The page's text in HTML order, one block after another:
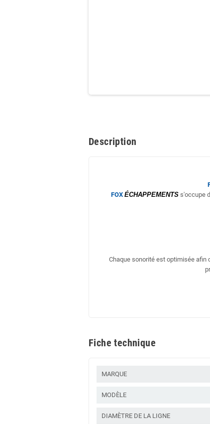
Description
FOX ÉCHAPPEMENTSs'occupe
Chaque sonorité est optimisée afin
Fiche technique
MARQUE
MODÈLE
DIAMÈTRE DE LA LIGNE